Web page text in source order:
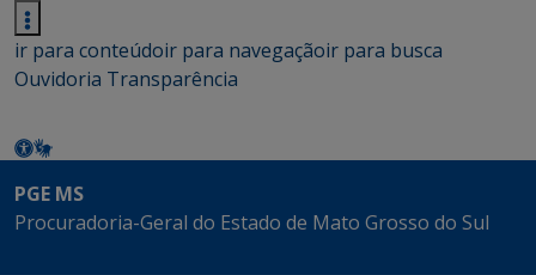
ir para conteúdoir para navegaçãoir para busca
Ouvidoria Transparência
PGE MS
Procuradoria-Geral do Estado de Mato Grosso do Sul